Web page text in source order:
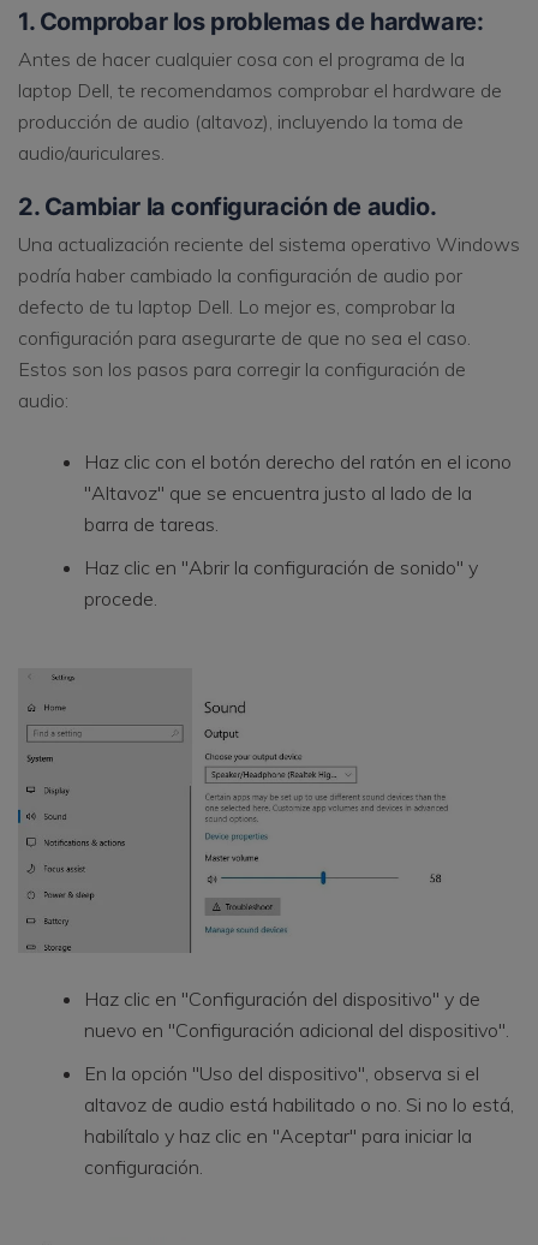
1. Comprobar los problemas de hardware:
Antes de hacer cualquier cosa con el programa de la
laptop Dell, te recomendamos comprobar el hardware de
producción de audio (altavoz), incluyendo la toma de
audio/auriculares.
2. Cambiar la configuración de audio.
Una actualización reciente del sistema operativo Windows
podría haber cambiado la configuración de audio por
defecto de tu laptop Dell. Lo mejor es, comprobar la
configuración para asegurarte de que no sea el caso.
Estos son los pasos para corregir la configuración de
audio:
Haz clic con el botón derecho del ratón en el icono
"Altavoz" que se encuentra justo al lado de la
barra de tareas.
Haz clic en "Abrir la configuración de sonido" y
procede.
Haz clic en "Configuración del dispositivo" y de
nuevo en "Configuración adicional del dispositivo".
En la opción "Uso del dispositivo", observa si el
altavoz de audio está habilitado o no. Si no lo está,
habilítalo y haz clic en "Aceptar" para iniciar la
configuración.